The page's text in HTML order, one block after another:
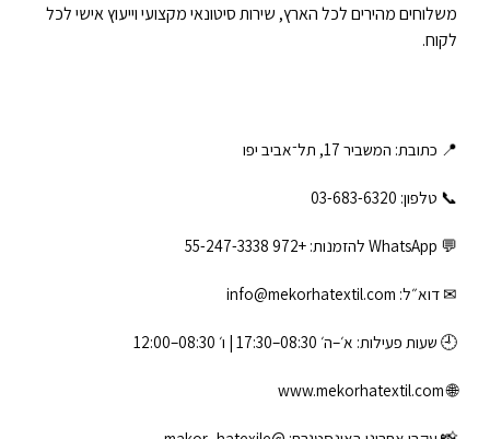
משלוחים מהירים לכל הארץ, שירות סיטונאי מקצועי וייעוץ אישי לכל
לקוח.
📍 כתובת: המשביר 17, תל־אביב יפו
📞 טלפון: ‎03-683-6320
💬 WhatsApp להזמנות: +972 55-247-3338
✉ דוא״ל: info@mekorhatextil.com
🕘 שעות פעילות: א׳–ה׳ 08:30–17:30 | ו׳ 08:30–12:00
🌐
www.mekorhatextil.com